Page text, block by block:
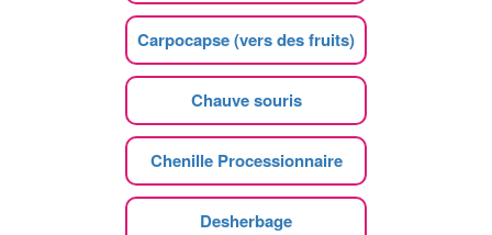
Carpocapse (vers des fruits)
Chauve souris
Chenille Processionnaire
Desherbage